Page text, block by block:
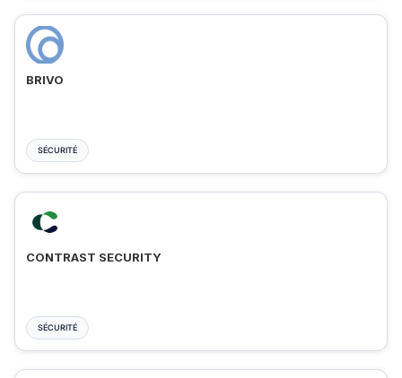
BRIVO
SÉCURITÉ
CONTRAST SECURITY
SÉCURITÉ